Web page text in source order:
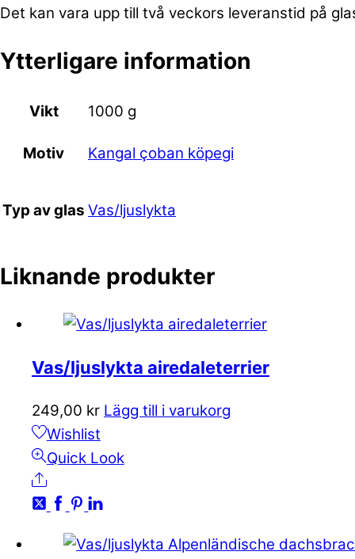
Det kan vara upp till två veckors leveranstid på
Ytterligare information
Vikt 1000 g
Motiv Kangal çoban köpegi
Typ av glas Vas/ljuslykta
Liknande produkter
Vas/ljuslykta airedaleterrier
249,00 kr Lägg till i varukorg
Wishlist
Quick Look
Share